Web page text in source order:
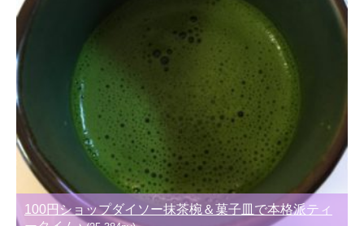
100円ショップダイソー抹茶椀＆菓子皿で本格派ティ